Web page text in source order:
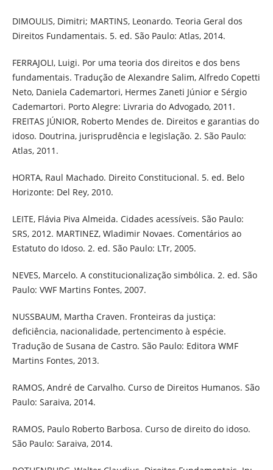
DIMOULIS, Dimitri; MARTINS, Leonardo. Teoria Geral dos
Direitos Fundamentais. 5. ed. São Paulo: Atlas, 2014.
FERRAJOLI, Luigi. Por uma teoria dos direitos e dos bens
fundamentais. Tradução de Alexandre Salim, Alfredo Copetti
Neto, Daniela Cademartori, Hermes Zaneti Júnior e Sérgio
Cademartori. Porto Alegre: Livraria do Advogado, 2011.
FREITAS JÚNIOR, Roberto Mendes de. Direitos e garantias do
idoso. Doutrina, jurisprudência e legislação. 2. São Paulo:
Atlas, 2011.
HORTA, Raul Machado. Direito Constitucional. 5. ed. Belo
Horizonte: Del Rey, 2010.
LEITE, Flávia Piva Almeida. Cidades acessíveis. São Paulo:
SRS, 2012. MARTINEZ, Wladimir Novaes. Comentários ao
Estatuto do Idoso. 2. ed. São Paulo: LTr, 2005.
NEVES, Marcelo. A constitucionalização simbólica. 2. ed. São
Paulo: VWF Martins Fontes, 2007.
NUSSBAUM, Martha Craven. Fronteiras da justiça:
deficiência, nacionalidade, pertencimento à espécie.
Tradução de Susana de Castro. São Paulo: Editora WMF
Martins Fontes, 2013.
RAMOS, André de Carvalho. Curso de Direitos Humanos. São
Paulo: Saraiva, 2014.
RAMOS, Paulo Roberto Barbosa. Curso de direito do idoso.
São Paulo: Saraiva, 2014.